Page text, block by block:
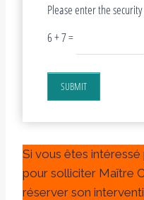
Please enter the
6 + 7 =
SUBMIT
Si vous êtes intéressé
pour solliciter Maître
réserver son